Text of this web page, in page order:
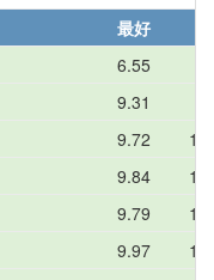
最好
6.55
9.31
9.72
9.84
9.79
9.97